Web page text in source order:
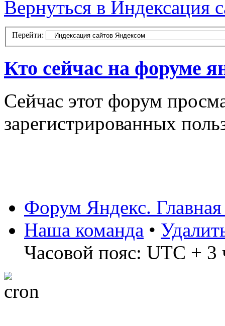
Вернуться в Индексация
Перейти:
Кто сейчас на форуме
Сейчас этот форум
зарегистрированных
Форум Яндекс.
Наша команда •
Часовой пояс: UTC + 3